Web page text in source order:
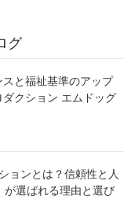
グ
と福祉基準のアップ
クション エムドッグ
ョンとは？信頼性と人
が選ばれる理由と選び